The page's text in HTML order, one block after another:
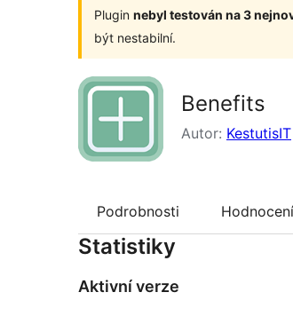
Plugin nebyl testován na 3
být nestabilní.
Benefits
Autor: KestutisIT
Podrobnosti Hodnocení
Statistiky
Aktivní verze